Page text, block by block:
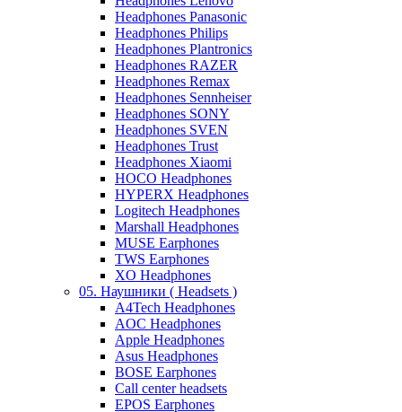
Headphones Panasonic
Headphones Philips
Headphones Plantronics
Headphones RAZER
Headphones Remax
Headphones Sennheiser
Headphones SONY
Headphones SVEN
Headphones Trust
Headphones Xiaomi
HOCO Headphones
HYPERX Headphones
Logitech Headphones
Marshall Headphones
MUSE Earphones
TWS Earphones
XO Headphones
05. Наушники ( Headsets )
A4Tech Headphones
AOC Headphones
Apple Headphones
Asus Headphones
BOSE Earphones
Call center headsets
EPOS Earphones